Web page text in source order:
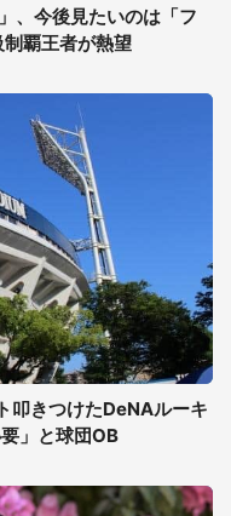
、今後見たいのは「フ
覇王者が熱望
叩きつけたDeNAルーキ
」と球団OB